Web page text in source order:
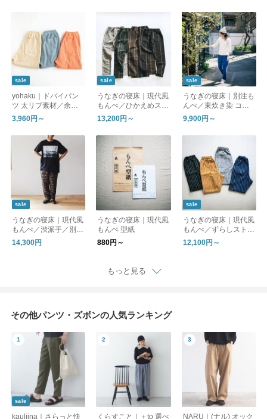
sale
yohaku｜ドバイパン
ツ 太リブ素材／余白
【ゆうパケット対応】
3,960円～
sale
うなぎの寝床｜現代風
もんぺ／ひかえめスト
ライプ／別注／オリジ
ナル【送料無料】
13,200円～
sale
うなぎの寝床｜別注も
んぺ／東炊き染 コー
デュロイ【送料無料】
9,900円～
sale
うなぎの寝床｜現代風
もんぺ／渋派手／別注
／オリジナル【送料無
料】
14,300円
うなぎの寝床｜現代風
もんぺ 型紙
880円～
sale
うなぎの寝床｜現代風
もんぺ／ずらしストラ
イプ Gap Stripe（厚
地）【送料無料】
12,100円～
もっと見る
その他パンツ・ズボンの人気ランキング
sale
kauliina｜さらっと快
くらすこと｜＋to 選べ
NARU｜(ナル) オック